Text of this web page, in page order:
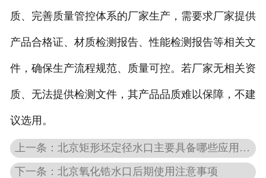
质、完善质量管控体系的厂家生产，需要求厂家提供
产品合格证、材质检测报告、性能检测报告等相关文
件，确保生产流程规范、质量可控。若厂家无相关资
质、无法提供检测文件，其产品品质难以保障，不建
议选用。
上一条：北京矩形坯定径水口主要具备哪些应用优势
下一条：北京氧化锆水口后期使用注意事项